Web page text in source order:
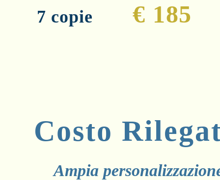
7 copie € 185
Costo
Ampia